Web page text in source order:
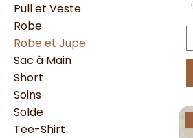
Pull et Veste
Robe
Robe et Jupe
Sac à Main
Short
Soins
Solde
Tee-Shirt